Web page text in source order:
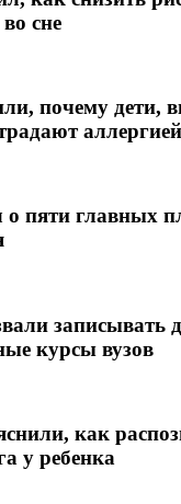
сне
почему дети,
аллергией
о пяти главных
записывать
курсы вузов
как
у ребенка